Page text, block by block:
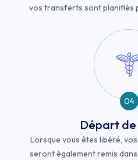
vos transferts sont planifiés
04
Départ de
Lorsque vous êtes libéré,
seront également remis